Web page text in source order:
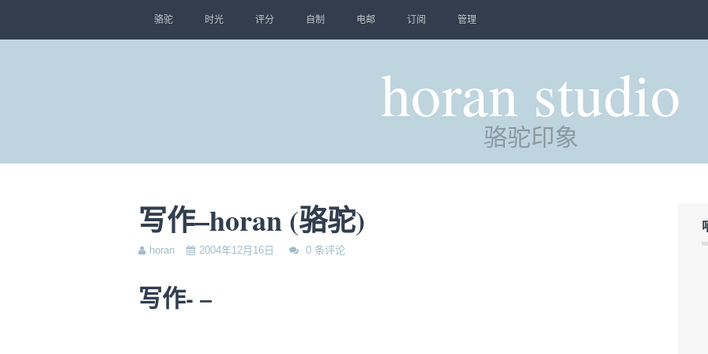
骆驼 时光 评分 自制 电邮 订阅 管理
horan studio
骆驼印象
写作–horan (骆驼)
horan 2004年12月16日 0 条评论
写作- –